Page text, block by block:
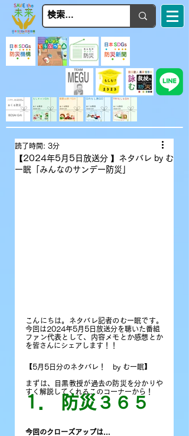
【2024年5月5日放送分 】ネタバレ by む
ー眠「みんなのサンデー防災」
読了時間: 3分
こんにちは。ネタバレ記者のむー眠です。
今回は2024年5月5日放送分を聴いた番組
ファン代表として、内容メモとか感想とか
を皆さんにシェアします！
！
【5月5日分のネタバレ！　by むー眠】
まずは、目黒教授が過去の防災を分かりや
すく解説してくれるこのコーナーから！
1． 防災３６５
今回のクローズアップは…